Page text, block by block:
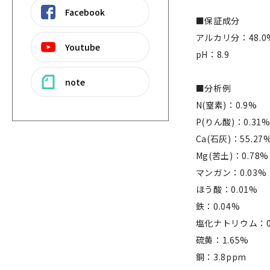
Facebook
Youtube
note
■保証成分
アルカリ分：
pH：8.9
■分析例
N(窒素)：0.9%
P(りん酸)：0.31%
Ca(石灰)：
Mg(苦土)：0.78%
マンガン：0.03%
ほう酸：0.01%
鉄：0.04%
塩化ナトリウム：
硫黄：1.65%
銅：3.8ppm